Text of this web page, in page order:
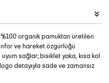
%100 organik pamuktan üretilen
ve hareket özgürlüğü
sağlar; bisiklet yaka, kısa kol
detayıyla sade ve zamansız